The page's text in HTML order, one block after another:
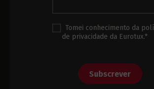
Tomei conhecimento da
de privacidade da Eurotux.*
Subscrever